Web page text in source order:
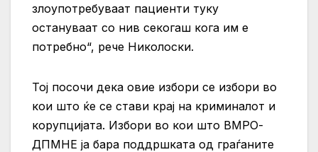
злоупотребуваат пациенти туку
остануваат со нив секогаш кога им е
потребно“, рече Николоски.
Тој посочи дека овие избори се избори во
кои што ќе се стави крај на криминалот и
корупцијата. Избори во кои што ВМРО-
ДПМНЕ ја бара поддршката од граѓаните